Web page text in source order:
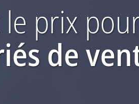
le prix
de